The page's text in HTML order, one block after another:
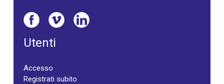
Utenti
Accesso
Registrati subito